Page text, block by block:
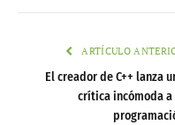
ARTÍCULO
El creador de C++ lanza
crítica incómoda a